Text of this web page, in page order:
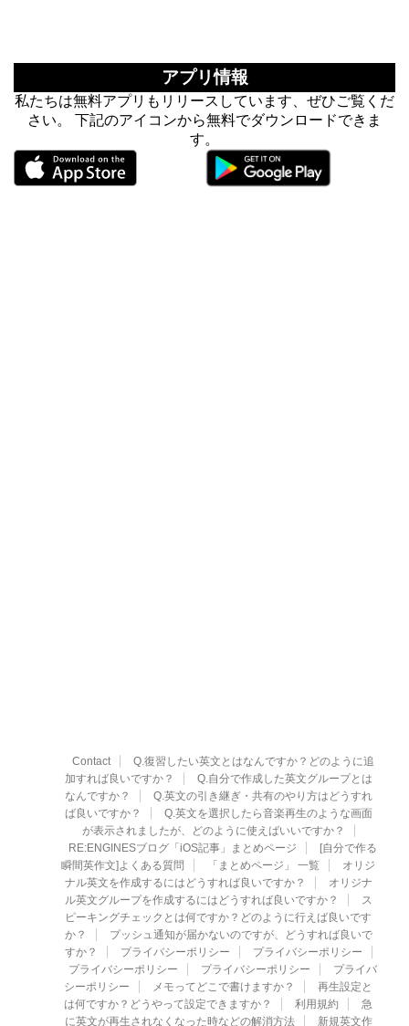
アプリ情報
私たちは無料アプリもリリースしています、ぜひご覧くだ
さい。 下記のアイコンから無料でダウンロードできま
す。
Contact
Q.復習したい英文とはなんですか？どのように追
加すれば良いですか？
Q.自分で作成した英文グループとは
なんですか？
Q.英文の引き継ぎ・共有のやり方はどうすれ
ば良いですか？
Q.英文を選択したら音楽再生のような画面
が表示されましたが、どのように使えばいいですか？
RE:ENGINESブログ「iOS記事」まとめページ
[自分で作る
瞬間英作文]よくある質問
「まとめページ」 一覧
オリジ
ナル英文を作成するにはどうすれば良いですか？
オリジナ
ル英文グループを作成するにはどうすれば良いですか？
ス
ピーキングチェックとは何ですか？どのように行えば良いです
か？
プッシュ通知が届かないのですが、どうすれば良いで
すか？
プライバシーポリシー
プライバシーポリシー
プライバシーポリシー
プライバシーポリシー
プライバ
シーポリシー
メモってどこで書けますか？
再生設定と
は何ですか？どうやって設定できますか？
利用規約
急
に英文が再生されなくなった時などの解消方法
新規英文作